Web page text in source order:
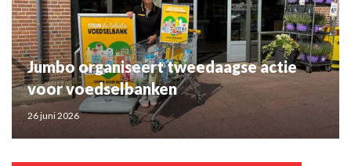
Jumbo organiseert tweedaagse actie
voor voedselbanken
26 juni 2026